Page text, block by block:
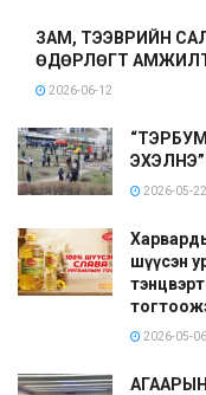
ЗАМ, ТЭЭВРИЙН
ӨДӨРЛӨГТ
2026-06-12
ЭХЭЛНЭ”
2026-05-22
шүүсэн
2026-05-06